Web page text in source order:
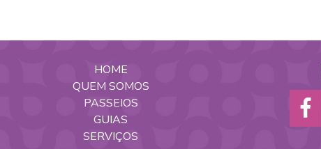
HOME
QUEM SOMOS
PASSEIOS
GUIAS
SERVIÇOS